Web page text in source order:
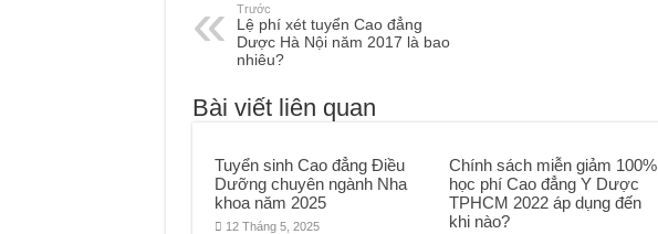
Trước
Lệ phí xét tuyển Cao đẳng
Dược Hà Nội năm 2017 là bao
nhiêu?
Bài viết liên quan
Tuyển sinh Cao đẳng Điều
Dưỡng chuyên ngành Nha
khoa năm 2025
12 Tháng 5, 2025
Chính sách miễn giảm 100%
học phí Cao đẳng Y Dược
TPHCM 2022 áp dụng đến
khi nào?